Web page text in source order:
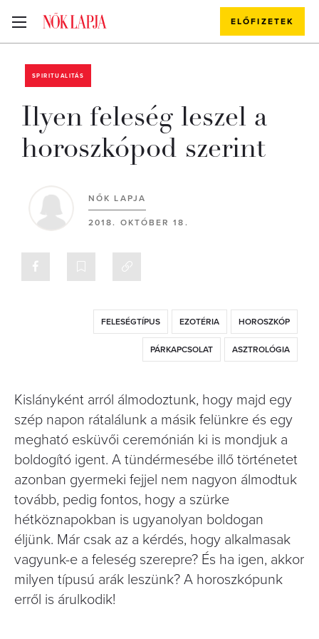
ELŐFIZETEK
SPIRITUALITÁS
Ilyen feleség leszel a
horoszkópod szerint
NŐK LAPJA
2018. OKTÓBER 18.
FELESÉGTÍPUS EZOTÉRIA HOROSZKÓP
PÁRKAPCSOLAT ASZTROLÓGIA
Kislányként arról álmodoztunk, hogy majd egy
szép napon rátalálunk a másik felünkre és egy
megható esküvői ceremónián ki is mondjuk a
boldogító igent. A tündérmesébe illő történetet
azonban gyermeki fejjel nem nagyon álmodtuk
tovább, pedig fontos, hogy a szürke
hétköznapokban is ugyanolyan boldogan
éljünk. Már csak az a kérdés, hogy alkalmasak
vagyunk-e a feleség szerepre? És ha igen, akkor
milyen típusú arák leszünk? A horoszkópunk
erről is árulkodik!